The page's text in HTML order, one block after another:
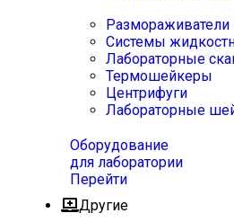
Системы
Лабораторные
Термошейкеры
Центрифуги
Лабораторные
Оборудование
для лаборатории
Перейти
Другие